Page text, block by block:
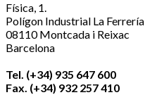
Física, 1.
Polígon Industrial La Ferrería
08110 Montcada i Reixac
Barcelona
Tel. (+34) 935 647 600
Fax. (+34) 932 257 410